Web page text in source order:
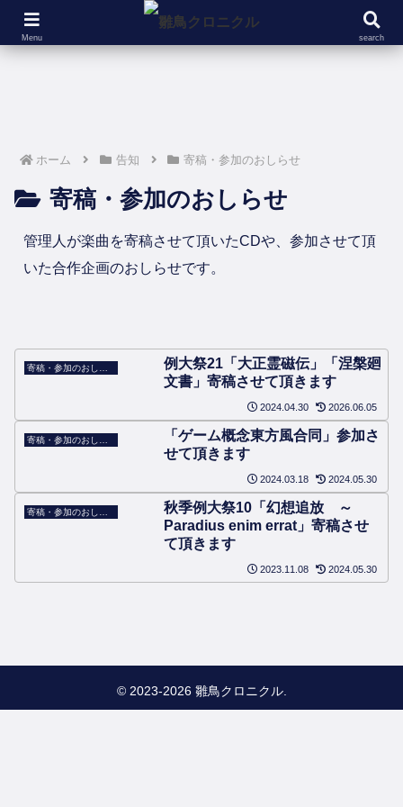
設定資料集
ホーム 告知 寄稿・参加のおしらせ
寄稿・参加のおしらせ
管理人が楽曲を寄稿させて頂いたCDや、参加させて頂
いた合作企画のおしらせです。
例大祭21「大正霊磁伝」「涅槃廻
文書」寄稿させて頂きます
2024.04.30 2026.06.05
「ゲーム概念東方風合同」参加さ
せて頂きます
2024.03.18 2024.05.30
秋季例大祭10「幻想追放 ～
Paradius enim errat」寄稿させ
て頂きます
2023.11.08 2024.05.30
© 2023-2026 雛鳥クロニクル.
Menu search